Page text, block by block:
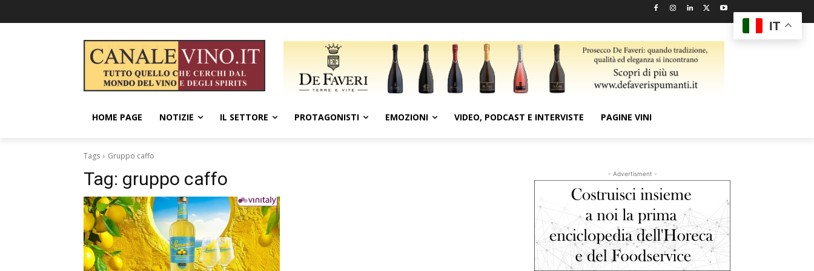
HOME PAGE NOTIZIE IL SETTORE PROTAGONISTI EMOZIONI VIDEO, PODCAST E INTERVISTE PAGINE VINI
Tags Gruppo caffo
Tag: gruppo caffo - Advertisment -
IT